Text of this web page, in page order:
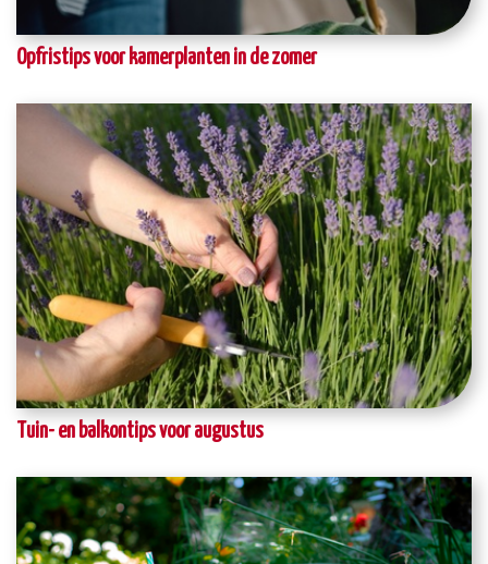
Opfristips voor kamerplanten in de zomer
Tuin- en balkontips voor augustus